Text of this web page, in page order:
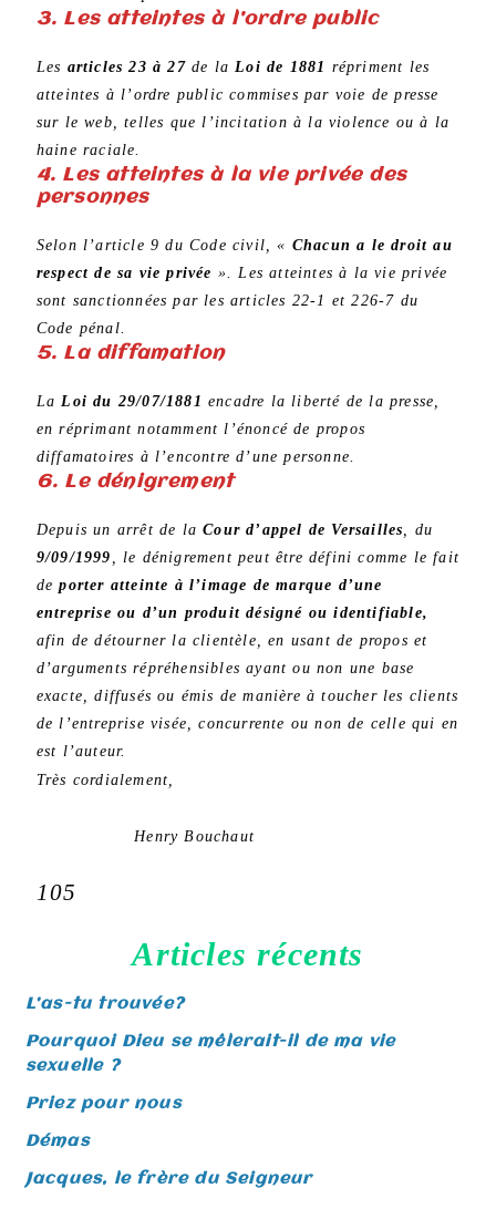
3. Les atteintes à l’ordre public
Les articles 23 à 27de laLoi de 1881 répriment les
atteintes à l’ordre public commises par voie de presse
sur le web, telles que l’incitation à la violence ou à la
haine raciale.
4. Les atteintes à la vie privée des
personnes
Selon l’article 9 du Code civil, « Chacun a le droit au
respect de sa vie privée ». Les atteintes à la vie privée
sont sanctionnées par les articles 22-1 et 226-7 du
Code pénal.
5. La diffamation
La Loi du 29/07/1881 encadre la liberté de la presse,
en réprimant notamment l’énoncé de propos
diffamatoires à l’encontre d’une personne.
6. Le dénigrement
Depuis un arrêt de laCour d’appel de Versailles, du
9/09/1999 , le dénigrement peut être défini comme le fait
deporter atteinte à l’image de marque d’une
entreprise ou d’un produit désigné ou identifiable,
afin de détourner la clientèle, en usant de propos et
d’arguments répréhensibles ayant ou non une base
exacte, diffusés ou émis de manière à toucher les clients
de l’entreprise visée, concurrente ou non de celle qui en
est l’auteur.
Très cordialement,
Henry Bouchaut
105
Articles récents
L’as-tu trouvée?
Pourquoi Dieu se mêlerait-il de ma vie
sexuelle ?
Priez pour nous
Démas
Jacques, le frère du Seigneur